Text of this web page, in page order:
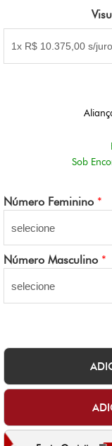
Sob
Número Feminino *
Número Masculino *